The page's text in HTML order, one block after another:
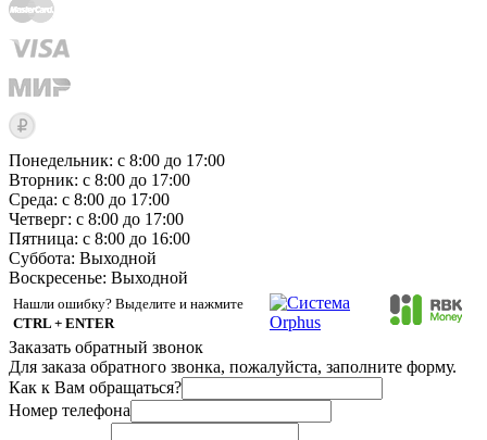
Понедельник: с 8:00 до 17:00
Вторник: с 8:00 до 17:00
Среда: с 8:00 до 17:00
Четверг: с 8:00 до 17:00
Пятница: с 8:00 до 16:00
Суббота: Выходной
Воскресенье: Выходной
Нашли ошибку? Выделите и нажмите
CTRL + ENTER
Заказать обратный звонок
Для заказа обратного звонка, пожалуйста, заполните форму.
Как к Вам обращаться?
Номер телефона